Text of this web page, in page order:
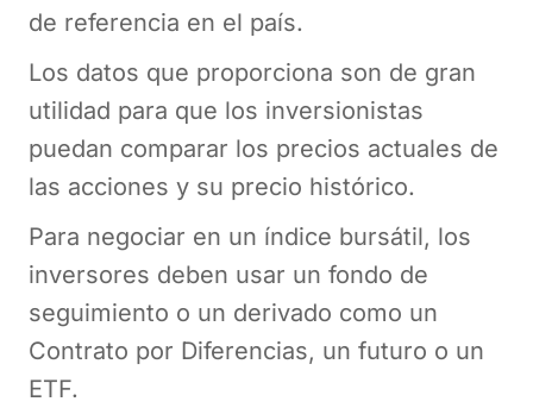
de referencia en el país.
Los datos que proporciona son de gran
utilidad para que los inversionistas
puedan comparar los precios actuales de
las acciones y su precio histórico.
Para negociar en un índice bursátil, los
inversores deben usar un fondo de
seguimiento o un derivado como un
Contrato por Diferencias, un futuro o un
ETF.